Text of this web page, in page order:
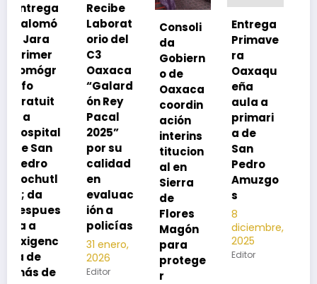
Recibe
Laborat
orio del
C3
Oaxaca
“Galard
ón Rey
Pacal
2025”
por su
calidad
en
evaluac
ión a
policías
31 enero,
2026
Editor
Consoli
da
Gobiern
o de
Oaxaca
coordin
ación
interins
titucion
al en
Sierra
de
Flores
Magón
para
protege
r
Entrega
Primave
ra
Oaxaqu
eña
aula a
primari
a de
San
Pedro
Amuzgo
s
8
diciembre,
2025
Editor
Exhorta
SSO a
rse de
neumoc
oco
para
preveni
r la
neumon
ía
2025
Editor